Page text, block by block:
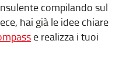
compilando sul
hai già le idee chiare
e realizza i tuoi